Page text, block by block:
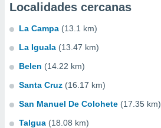
Localidades cercanas
La Campa (13.1 km)
La Iguala (13.47 km)
Belen (14.22 km)
Santa Cruz (16.17 km)
San Manuel De Colohete (17.35 km)
Talgua (18.08 km)